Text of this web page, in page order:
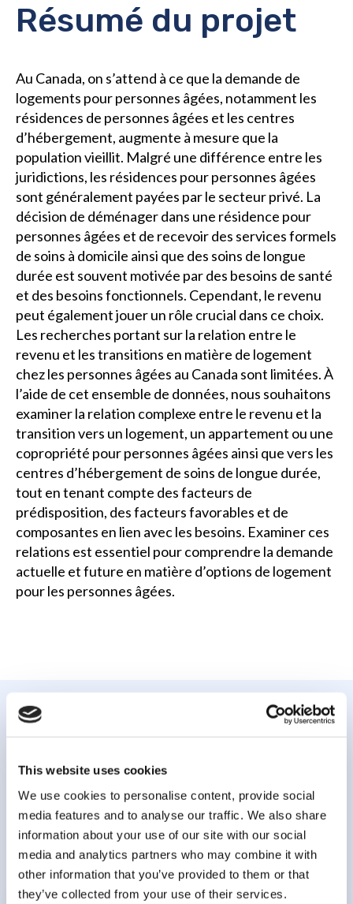
This website uses cookies
We use cookies to personalise content, provide social
media features and to analyse our traffic. We also share
information about your use of our site with our social
media and analytics partners who may combine it with
other information that you’ve provided to them or that
they’ve collected from your use of their services.
Résumé du projet
Au Canada, on s’attend à ce que la demande de
logements pour personnes âgées, notamment les
résidences de personnes âgées et les centres
d’hébergement, augmente à mesure que la
population vieillit. Malgré une différence entre les
juridictions, les résidences pour personnes âgées
sont généralement payées par le secteur privé. La
décision de déménager dans une résidence pour
personnes âgées et de recevoir des services formels
de soins à domicile ainsi que des soins de longue
durée est souvent motivée par des besoins de santé
et des besoins fonctionnels. Cependant, le revenu
peut également jouer un rôle crucial dans ce choix.
Les recherches portant sur la relation entre le
revenu et les transitions en matière de logement
chez les personnes âgées au Canada sont limitées. À
l’aide de cet ensemble de données, nous souhaitons
examiner la relation complexe entre le revenu et la
transition vers un logement, un appartement ou une
copropriété pour personnes âgées ainsi que vers les
centres d’hébergement de soins de longue durée,
tout en tenant compte des facteurs de
prédisposition, des facteurs favorables et de
composantes en lien avec les besoins. Examiner ces
relations est essentiel pour comprendre la demande
actuelle et future en matière d’options de logement
pour les personnes âgées.
Projets
connexes